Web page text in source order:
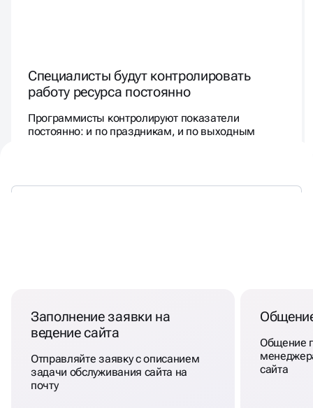
Специалисты будут контролировать
работу ресурса постоянно
Программисты контролируют показатели
постоянно: и по праздникам, и по выходным
Заполнение заявки на
ведение сайта
Отправляйте заявку с описанием
задачи обслуживания сайта на
почту
Общение
сайта